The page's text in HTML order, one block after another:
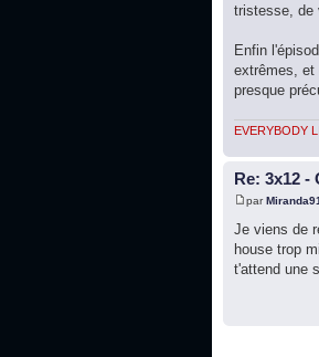
tristesse, de
Enfin
extrêmes, et
presque
EVERYBODY
Re: 3x12 -
parMiranda91
Je viens de
house trop
t'attend une